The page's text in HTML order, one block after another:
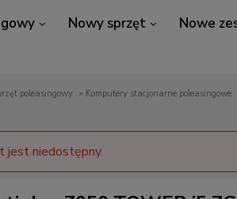
Nowy sprzęt Nowe
poleasingowy » Komputery stacjonarne poleasingowe
jest niedostępny.